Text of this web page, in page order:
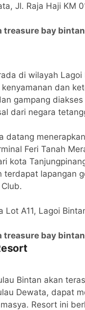
Jl. Raja Haji KM
treasure bay bintan
di wilayah
dan
gampang
dari negara
datang
Feri Tanah
kota
terdapat lapangan
Lot A11, Lagoi
treasure bay bintan
Bintan akan
Dewata, dapat
Resort ini